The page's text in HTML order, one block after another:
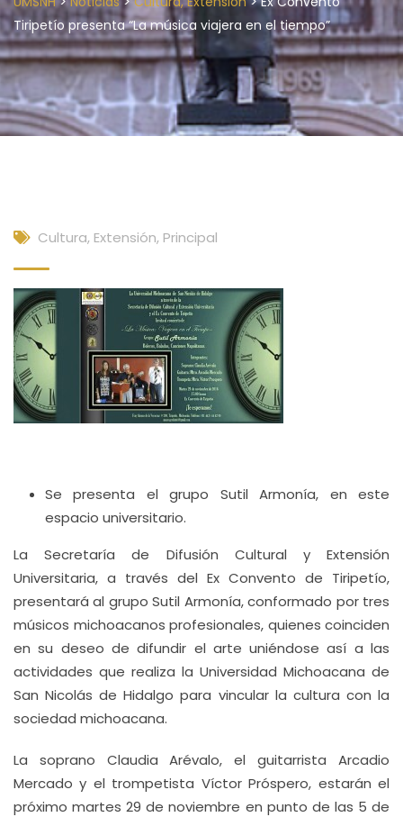
Tiripetío presenta “La música viajera en el tiempo”
Cultura, Extensión, Principal
Se presenta el grupo Sutil Armonía, en este
espacio universitario.
La Secretaría de Difusión Cultural y Extensión
Universitaria, a través del Ex Convento de Tiripetío,
presentará al grupo Sutil Armonía, conformado por tres
músicos michoacanos profesionales, quienes coinciden
en su deseo de difundir el arte uniéndose así a las
actividades que realiza la Universidad Michoacana de
San Nicolás de Hidalgo para vincular la cultura con la
sociedad michoacana.
La soprano Claudia Arévalo, el guitarrista Arcadio
Mercado y el trompetista Víctor Próspero, estarán el
próximo martes 29 de noviembre en punto de las 5 de